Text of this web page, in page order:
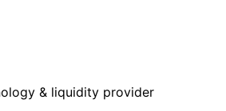
& liquidity provider